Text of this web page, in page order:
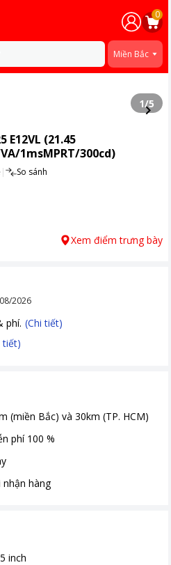
0
Miền Bắc
1/5
E12VL (21.45
1msMPRT/300cd)
| So sánh
Xem điểm trưng bày
2026
phí. (Chi tiết)
tiết)
(miền Bắc) và 30km (TP. HCM)
phí 100 %
hàng
inch